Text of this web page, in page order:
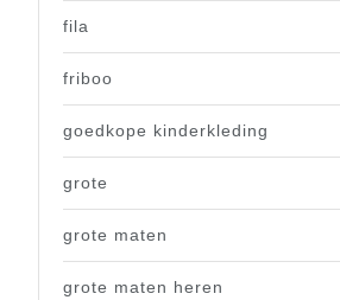
fila
friboo
goedkope kinderkleding
grote
grote maten
grote maten heren